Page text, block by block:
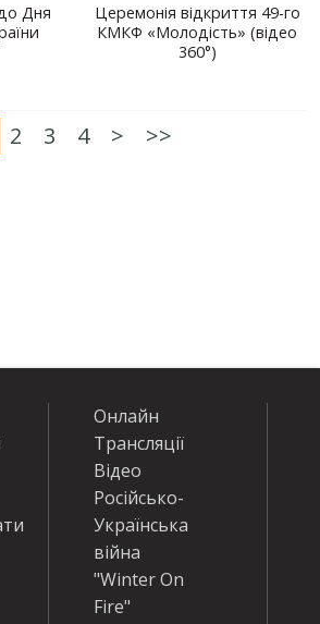
Дня
Церемонія відкриття 49-го
КМКФ «Молодість» (відео
360°)
2 3 4 > >>
Онлайн
Трансляції
Відео
Російсько-
Українська
війна
"Winter On
Fire"